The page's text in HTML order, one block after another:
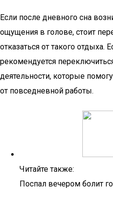
Если после дневного сна
ощущения в голове, стоит
отказаться от такого отдыха.
рекомендуется
деятельности, которые
от повседневной работы.
Читайте также:
Поспал вечером болит